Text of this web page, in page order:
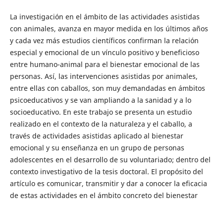
La investigación en el ámbito de las actividades asistidas
con animales, avanza en mayor medida en los últimos años
y cada vez más estudios científicos confirman la relación
especial y emocional de un vínculo positivo y beneficioso
entre humano-animal para el bienestar emocional de las
personas. Así, las intervenciones asistidas por animales,
entre ellas con caballos, son muy demandadas en ámbitos
psicoeducativos y se van ampliando a la sanidad y a lo
socioeducativo. En este trabajo se presenta un estudio
realizado en el contexto de la naturaleza y el caballo, a
través de actividades asistidas aplicado al bienestar
emocional y su enseñanza en un grupo de personas
adolescentes en el desarrollo de su voluntariado; dentro del
contexto investigativo de la tesis doctoral. El propósito del
artículo es comunicar, transmitir y dar a conocer la eficacia
de estas actividades en el ámbito concreto del bienestar